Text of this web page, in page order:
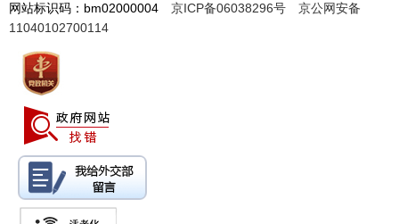
网站标识码：bm02000004 京ICP备06038296号
京公网安备
11040102700114